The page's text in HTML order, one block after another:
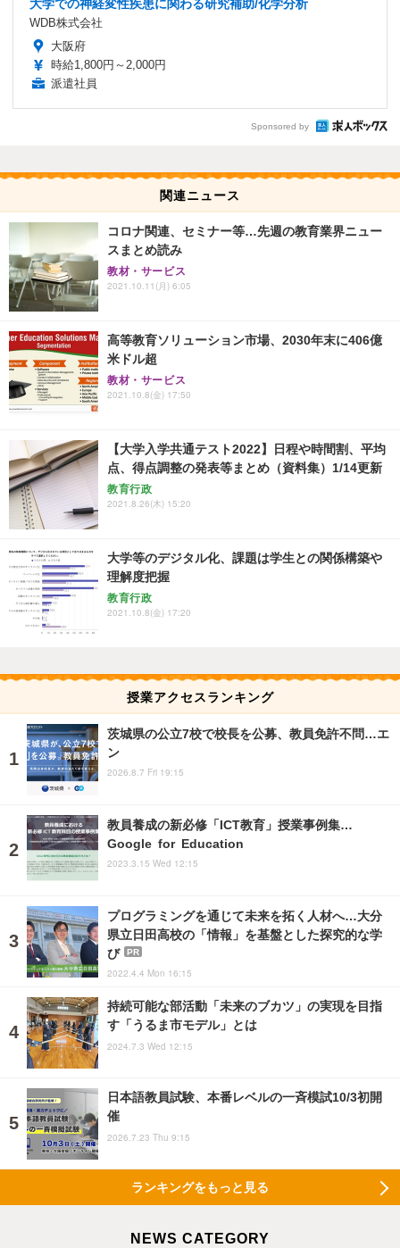
大学での神経変性疾患に関わる研究補助/化学分析
WDB株式会社
大阪府
時給1,800円～2,000円
派遣社員
Sponsored by
関連ニュース
コロナ関連、セミナー等…先週の教育業界ニュー
スまとめ読み
教材・サービス
2021.10.11(月) 6:05
高等教育ソリューション市場、2030年末に406億
米ドル超
教材・サービス
2021.10.8(金) 17:50
【大学入学共通テスト2022】日程や時間割、平均
点、得点調整の発表等まとめ（資料集）1/14更新
教育行政
2021.8.26(木) 15:20
大学等のデジタル化、課題は学生との関係構築や
理解度把握
教育行政
2021.10.8(金) 17:20
授業アクセスランキング
茨城県の公立7校で校長を公募、教員免許不問…エ
ン
2026.8.7 Fri 19:15
教員養成の新必修「ICT教育」授業事例集…
Google for Education
2023.3.15 Wed 12:15
プログラミングを通じて未来を拓く人材へ…大分
県立日田高校の「情報」を基盤とした探究的な学
び
PR
2022.4.4 Mon 16:15
持続可能な部活動「未来のブカツ」の実現を目指
す「うるま市モデル」とは
2024.7.3 Wed 12:15
日本語教員試験、本番レベルの一斉模試10/3初開
催
2026.7.23 Thu 9:15
ランキングをもっと見る
NEWS CATEGORY